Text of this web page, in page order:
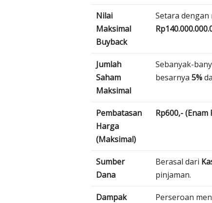
Nilai
Maksimal
Buyback
Setara
Jumlah
Saham
Maksimal
Sebanyak-
besarnya 5%
Pembatasan
Harga
(Maksimal)
Rp600,- (Enam
Sumber
Dana
Berasal dari
pinjaman.
Dampak
Perseroan